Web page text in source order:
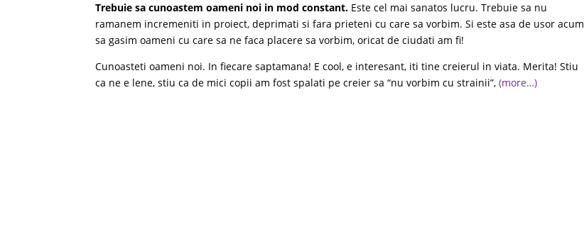
Trebuie sa cunoastem oameni noi in mod constant. Este cel mai sanatos lucru. Trebuie sa nu
ramanem incremeniti in proiect, deprimati si fara prieteni cu care sa vorbim. Si este asa de usor acum
sa gasim oameni cu care sa ne faca placere sa vorbim, oricat de ciudati am fi!
Cunoasteti oameni noi. In fiecare saptamana! E cool, e interesant, iti tine creierul in viata. Merita! Stiu
ca ne e lene, stiu ca de mici copii am fost spalati pe creier sa “nu vorbim cu strainii”,(more…)